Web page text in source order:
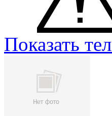
Показать